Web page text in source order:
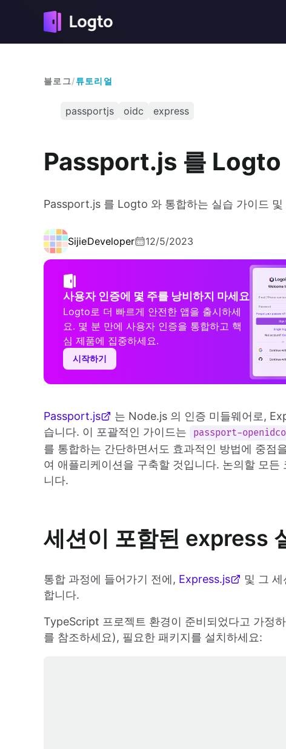
블로그/튜토리얼
passportjs oidc express
Passport.js 를 Logto
Passport.js 를 Logto 와 통합하는 실습 가이드 및
SijieDeveloper 12/5/2023
사용자 인증에 몇 주를 낭비하지 마세요
Logto로 더 빠르게 안전한 앱을 출시하세
요. 몇 분 만에 사용자 인증을 통합하고 핵
심 제품에 집중하세요.
시작하기
Passport.js
는 Node.js 의 인증 미들웨어로,
습니다. 이 포괄적인 가이드는
passport-
를 통합하는 간단하면서도 효과적인 방법에 중점
여 애플리케이션을 구축할 것입니다. 논의할 모든
니다.
세션이 포함된 express
통합 과정에 들어가기 전에, Express.js
및 그
합니다.
TypeScript 프로젝트 환경이 준비되었다고 가정
를 참조하세요), 필요한 패키지를 설치하세요: